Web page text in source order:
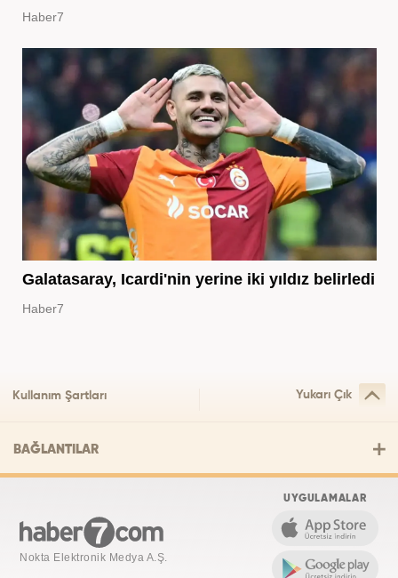
Haber7
Galatasaray, Icardi'nin yerine iki yıldız belirledi
Haber7
Kullanım Şartları Yukarı Çık
BAĞLANTILAR
Nokta Elektronik Medya A.Ş.
UYGULAMALAR